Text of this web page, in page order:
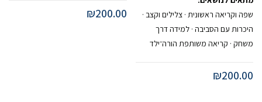
שפה וקריאה ראשונית · צלילים וקצב ·
היכרות עם הסביבה · למידה דרך
משחק · קריאה משותפת הורה־ילד
₪200.00
₪200.00